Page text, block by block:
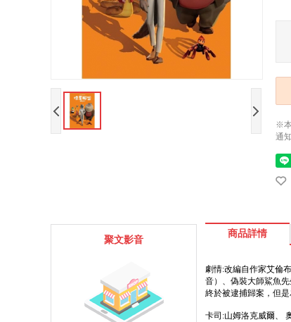
※本
通
聚文影音
商品詳情
劇情:改編自作家艾倫
音）、偽裝大師鯊魚
終於被逮捕歸案，但
卡司:山姆洛克威爾、